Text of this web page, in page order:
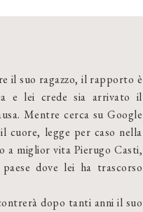
il suo ragazzo, il rapporto è
e lei crede sia arrivato il
Mentre cerca su Google
cuore, legge per caso nella
a miglior vita Pierugo Casti,
dove lei ha trascorso
dopo tanti anni il suo